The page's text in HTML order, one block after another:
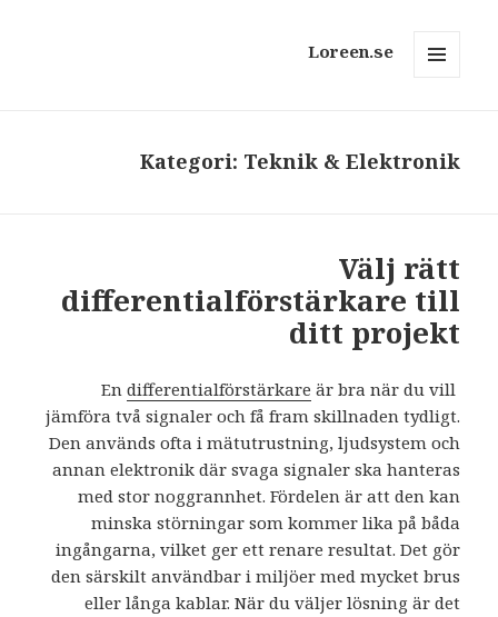
Loreen.se
Kategori: Teknik & Elektronik
Välj rätt
differentialförstärkare till
ditt projekt
En
differentialförstärkare är bra när du vill
jämföra två signaler och få fram skillnaden tydligt.
Den används ofta i mätutrustning, ljudsystem och
annan elektronik där svaga signaler ska hanteras
med stor noggrannhet. Fördelen är att den kan
minska störningar som kommer lika på båda
ingångarna, vilket ger ett renare resultat. Det gör
den särskilt användbar i miljöer med mycket brus
eller långa kablar. När du väljer lösning är det